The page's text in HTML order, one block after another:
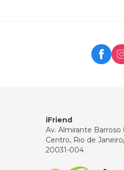
iFriend
Av. Almirante Barroso
Centro, Rio de
20031-004